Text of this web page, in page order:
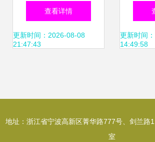
品加工领域中的应
用与信息技术咨询
查看详情
更新时间：2026-08-08
21:47:43
信息
在
更新时间
14:49:58
地址：浙江省宁波高新区菁华路777号、剑兰路
室